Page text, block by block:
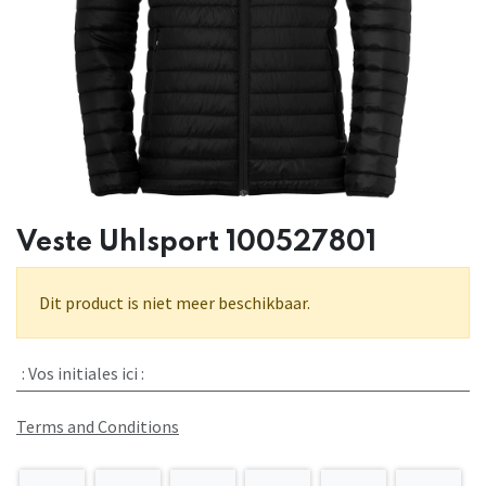
Veste Uhlsport 100527801
Dit product is niet meer beschikbaar.
: Vos initiales ici :
Terms and Conditions